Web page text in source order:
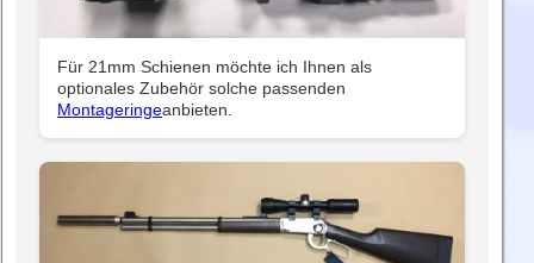
Für 21mm Schienen möchte ich Ihnen als
optionales Zubehör solche passenden
Montageringeanbieten.